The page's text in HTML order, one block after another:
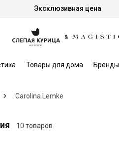
Эксклюзивная цена
Товары для дома Бренды
Carolina Lemke
10 товаров